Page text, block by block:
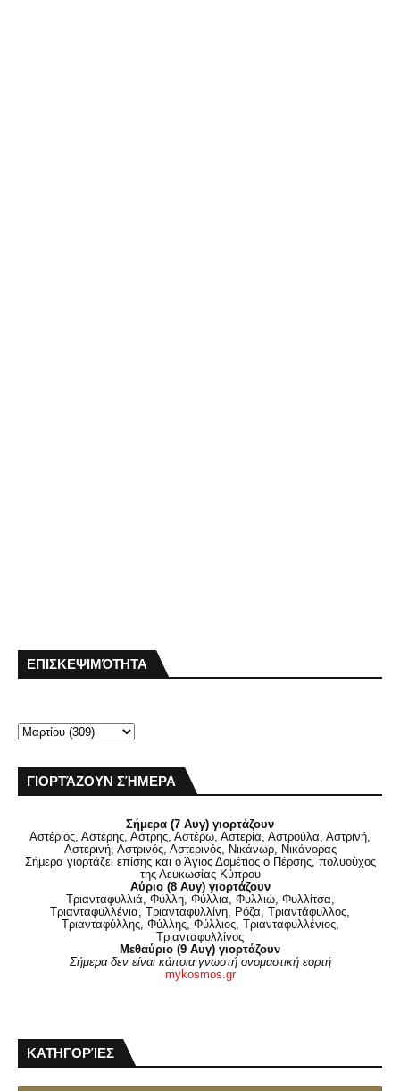
ΕΠΙΣΚΕΨΙΜΌΤΗΤΑ
ΓΙΟΡΤΆΖΟΥΝ ΣΉΜΕΡΑ
Σήμερα (7 Αυγ) γιορτάζουν
Αστέριος, Αστέρης, Αστρης, Αστέρω, Αστερία, Αστρούλα, Αστρινή,
Αστερινή, Αστρινός, Αστερινός, Νικάνωρ, Νικάνορας
Σήμερα γιορτάζει επίσης και ο Άγιος Δομέτιος ο Πέρσης, πολυούχος
της Λευκωσίας Κύπρου
Αύριο (8 Αυγ) γιορτάζουν
Τριανταφυλλιά, Φύλλη, Φύλλια, Φυλλιώ, Φυλλίτσα,
Τριανταφυλλένια, Τριανταφυλλίνη, Ρόζα, Τριαντάφυλλος,
Τριανταφύλλης, Φύλλης, Φύλλιος, Τριανταφυλλένιος,
Τριανταφυλλίνος
Μεθαύριο (9 Αυγ) γιορτάζουν
Σήμερα δεν είναι κάποια γνωστή ονομαστική εορτή
mykosmos.gr
ΚΑΤΗΓΟΡΊΕΣ